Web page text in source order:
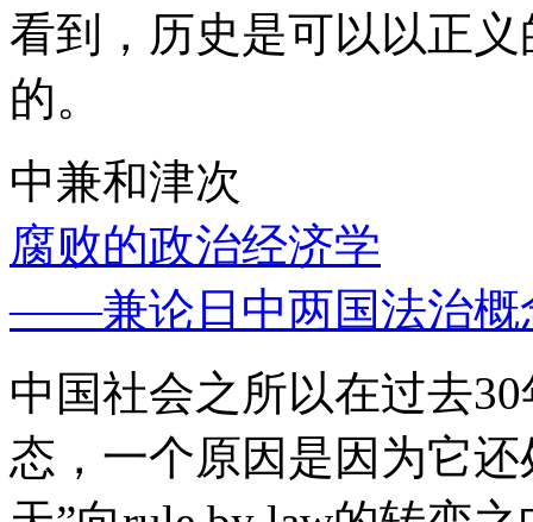
看到，历史是可以以正
的。
中兼和津次
腐败的政治经济学
——兼论日中两国法治概
中国社会之所以在过去
态，一个原因是因为它